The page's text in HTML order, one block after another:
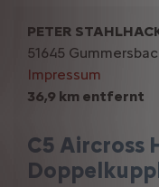
36,9 km entfernt
C5 Aircross
PETER
51645
Impressum